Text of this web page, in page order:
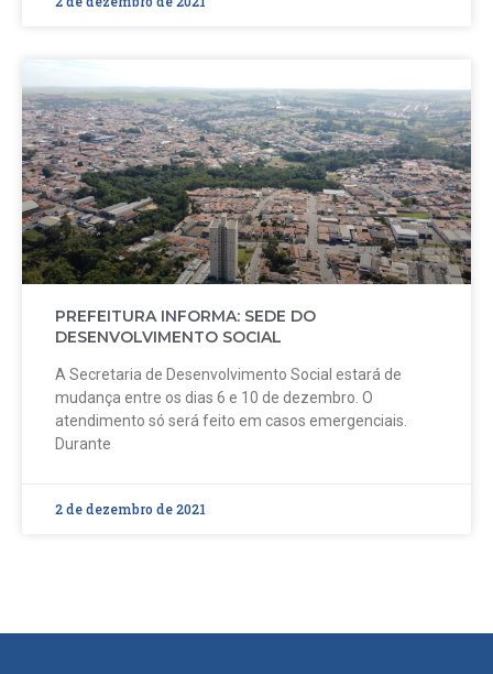
PREFEITURA INFORMA: SEDE DO
DESENVOLVIMENTO SOCIAL
A Secretaria de Desenvolvimento Social estará de
mudança entre os dias 6 e 10 de dezembro. O
atendimento só será feito em casos emergenciais.
Durante
2 de dezembro de 2021